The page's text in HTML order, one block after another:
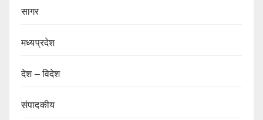
सागर
मध्यप्रदेश
देश – विदेश
संपादकीय